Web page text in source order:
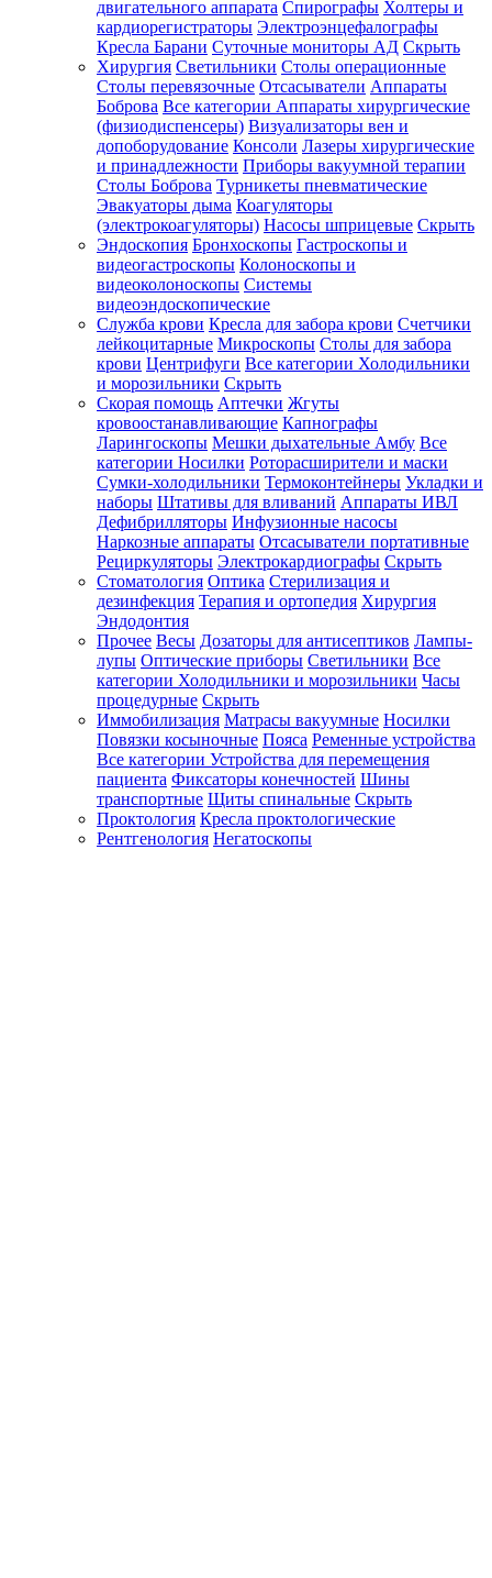
двигательного аппарата Спирографы Холтеры и
кардиорегистраторы Электроэнцефалографы
Кресла Барани Суточные мониторы АД Скрыть
Хирургия Светильники Столы операционные
Столы перевязочные Отсасыватели Аппараты
Боброва Все категории Аппараты хирургические
(физиодиспенсеры) Визуализаторы вен и
допоборудование Консоли Лазеры хирургические
и принадлежности Приборы вакуумной терапии
Столы Боброва Турникеты пневматические
Эвакуаторы дыма Коагуляторы
(электрокоагуляторы) Насосы шприцевые Скрыть
Эндоскопия Бронхоскопы Гастроскопы и
видеогастроскопы Колоноскопы и
видеоколоноскопы Системы
видеоэндоскопические
Служба крови Кресла для забора крови Счетчики
лейкоцитарные Микроскопы Столы для забора
крови Центрифуги Все категории Холодильники
и морозильники Скрыть
Скорая помощь Аптечки Жгуты
кровоостанавливающие Капнографы
Ларингоскопы Мешки дыхательные Амбу Все
категории Носилки Роторасширители и маски
Сумки-холодильники Термоконтейнеры Укладки и
наборы Штативы для вливаний Аппараты ИВЛ
Дефибрилляторы Инфузионные насосы
Наркозные аппараты Отсасыватели портативные
Рециркуляторы Электрокардиографы Скрыть
Стоматология Оптика Стерилизация и
дезинфекция Терапия и ортопедия Хирургия
Эндодонтия
Прочее Весы Дозаторы для антисептиков Лампы-
лупы Оптические приборы Светильники Все
категории Холодильники и морозильники Часы
процедурные Скрыть
Иммобилизация Матрасы вакуумные Носилки
Повязки косыночные Пояса Ременные устройства
Все категории Устройства для перемещения
пациента Фиксаторы конечностей Шины
транспортные Щиты спинальные Скрыть
Проктология Кресла проктологические
Рентгенология Негатоскопы